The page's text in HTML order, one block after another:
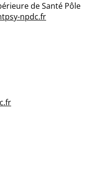
de Santé Pôle
npdc.fr